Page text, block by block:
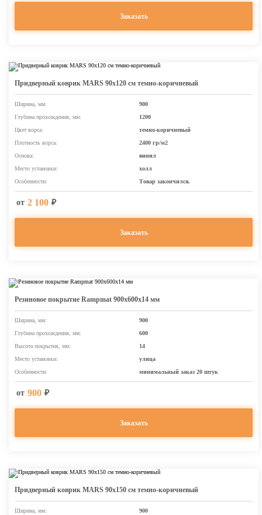
Заказать
Придверный коврик MARS 90х120 см темно-коричневый
Ширина, мм:
900
Глубина прохождения, мм:
1200
Цвет ворса:
темно-коричневый
Плотность ворса:
2400 гр/м2
Основа:
винил
Место установки:
холл
Особенности:
Товар закончился.
от 2 100 ₽
Заказать
Резиновое покрытие Rampmat 900х600х14 мм
Ширина, мм:
900
Глубина прохождения, мм:
600
Высота покрытия, мм:
14
Место установки:
улица
Особенности:
минимальный заказ 20 штук
от 900 ₽
Заказать
Придверный коврик MARS 90х150 см темно-коричневый
Ширина, мм: 900